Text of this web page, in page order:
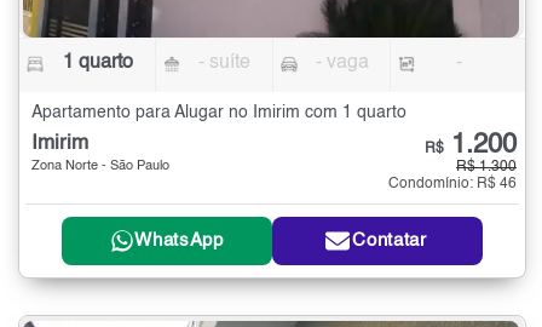
1 quarto - suíte - vaga -
Apartamento para Alugar no Imirim com 1 quarto
Imirim
Zona Norte - São Paulo
R$ 1.200
R$ 1.300
Condomínio: R$ 46
WhatsApp Contatar